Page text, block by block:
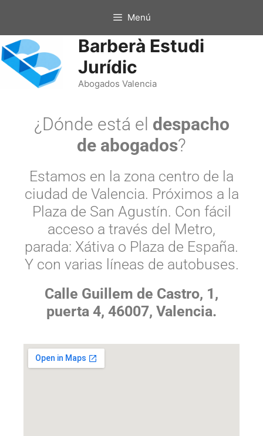
Menú
Barberà Estudi
Jurídic
Abogados Valencia
¿Dónde está el despacho
de abogados?
Estamos en la zona centro de la
ciudad de Valencia. Próximos a la
Plaza de San Agustín. Con fácil
acceso a través del Metro,
parada: Xátiva o Plaza de España.
Y con varias líneas de autobuses.
Calle Guillem de Castro, 1,
puerta 4, 46007, Valencia.